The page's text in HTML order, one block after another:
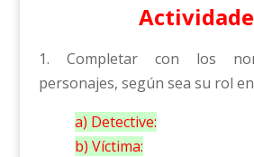
1. Completar con los
personajes, según sea su rol
a) Detective:
b) Víctima: